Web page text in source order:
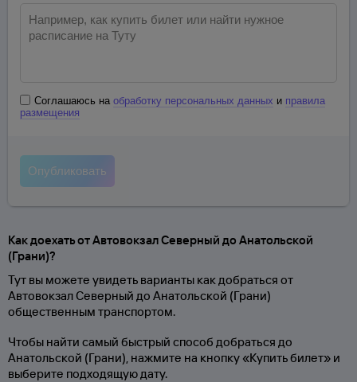
Соглашаюсь на обработку персональных данных и правила
размещения
Как доехать от Автовокзал Северный до Анатольской
(Грани)?
Тут вы можете увидеть варианты как добраться от
Автовокзал Северный до Анатольской (Грани)
общественным транспортом.
Чтобы найти самый быстрый способ добраться до
Анатольской (Грани), нажмите на кнопку «Купить билет» и
выберите подходящую дату.